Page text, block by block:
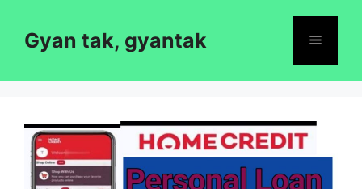
contentGyan tak, gyantak Menu